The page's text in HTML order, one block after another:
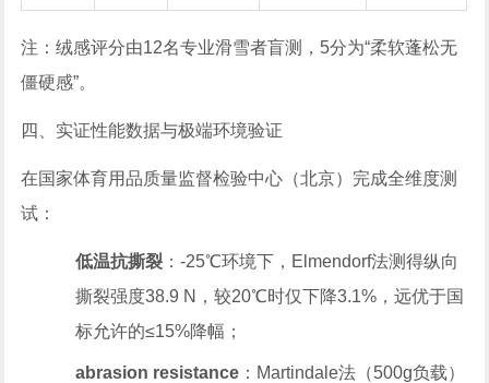
注：绒感评分由12名专业滑雪者盲测，5分为“柔软蓬松无
僵硬感”。
四、实证性能数据与极端环境验证
在国家体育用品质量监督检验中心（北京）完成全维度测
试：
低温抗撕裂 ：-25℃环境下，Elmendorf法测得纵向
撕裂强度38.9 N，较20℃时仅下降3.1%，远优于国
标允许的≤15%降幅；
abrasion resistance ：Martindale法（500g负载）